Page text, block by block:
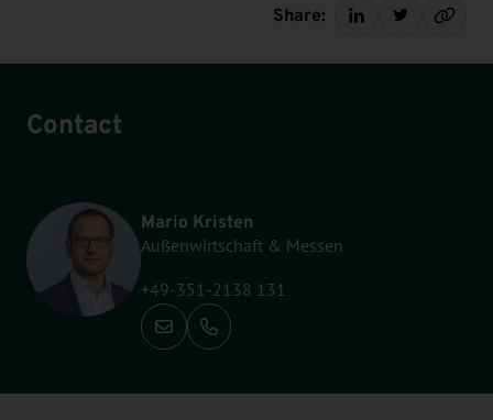
Share:
Contact
Mario Kristen
Außenwirtschaft & Messen
+49-351-2138 131
Call: +49-351-2138 131